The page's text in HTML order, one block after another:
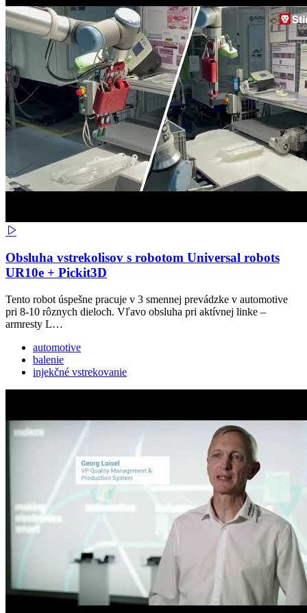
Obsluha vstrekolisov s robotom Universal robots
UR10e + Pickit3D
Tento robot úspešne pracuje v 3 smennej prevádzke v automotive
pri 8-10 rôznych dieloch. Vľavo obsluha pri aktívnej linke –
armresty L…
automotive
balenie
injekčné vstrekovanie